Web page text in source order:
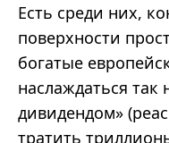
Есть среди них,
поверхности
богатые
наслаждаться
дивидендом»
тратить